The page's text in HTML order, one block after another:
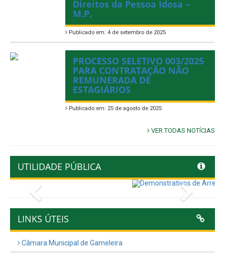
Direitos da Pessoa Idosa –
M.P.
Publicado em: 4 de setembro de 2025
PROCESSO SELETIVO 003/2025
PARA CONTRATAÇÃO NÃO
REMUNERADA DE
ESTAGIÁRIOS
Publicado em: 25 de agosto de 2025
VER TODAS NOTÍCIAS
UTILIDADE PÚBLICA
Next
LINKS ÚTEIS
Câmara Municipal de Gameleira